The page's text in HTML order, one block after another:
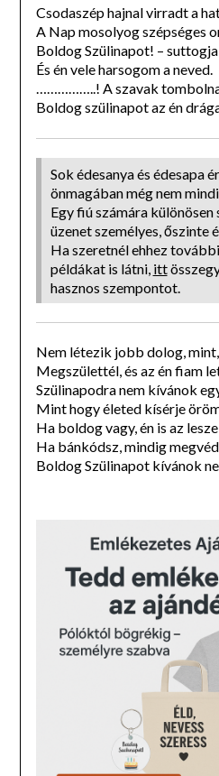
Csodaszép hajnal virradt a
A Nap mosolyog szépséges
Boldog Szülinapot! –
És én vele harsogom a neved.
……………..! A szavak
Boldog szülinapot az én
Sok édesanya és édesapa
önmagában még nem
Egy fiú számára különösen
üzenet személyes, őszinte
Ha szeretnél ehhez
példákat is látni, itt
hasznos szempontot.
Nem létezik jobb dolog,
Megszülettél, és az én fiam
Szülinapodra nem kívánok
Mint hogy életed kísérje
Ha boldog vagy, én is az
Ha bánkódsz, mindig
Boldog Szülinapot kívánok